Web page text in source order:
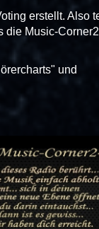
erstellt. Also
die Music-
und